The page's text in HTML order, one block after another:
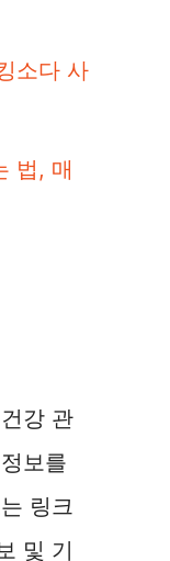
소다 사
법, 매
강 관
보를
링크
및 기